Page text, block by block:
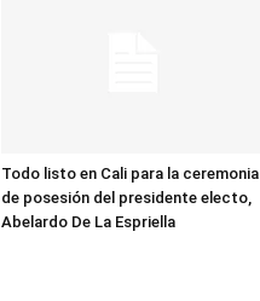
Todo listo en Cali para la ceremonia
de posesión del presidente electo,
Abelardo De La Espriella